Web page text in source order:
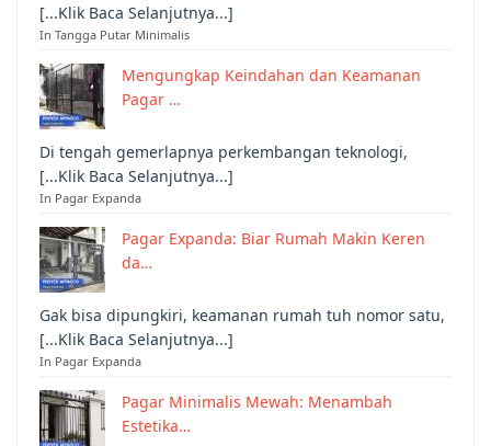
[...Klik Baca Selanjutnya...]
In Tangga Putar Minimalis
Mengungkap Keindahan dan Keamanan
Pagar …
Di tengah gemerlapnya perkembangan teknologi,
[...Klik Baca Selanjutnya...]
In Pagar Expanda
Pagar Expanda: Biar Rumah Makin Keren
da…
Gak bisa dipungkiri, keamanan rumah tuh nomor satu,
[...Klik Baca Selanjutnya...]
In Pagar Expanda
Pagar Minimalis Mewah: Menambah
Estetika…